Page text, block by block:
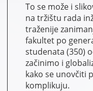
To se može i
na tržištu rada
traženije
fakultet po
studenata (350)
začinimo i
kako se unovčiti
komplikuju.